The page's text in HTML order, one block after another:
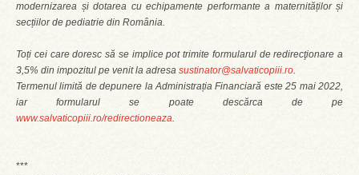
modernizarea și dotarea cu echipamente performante a maternităților și
secțiilor de pediatrie din România.
Toți cei care doresc să se implice pot trimite formularul de redirecţionare a
3,5% din impozitul pe venit la adresa sustinator@salvaticopiii.ro.
Termenul limită de depunere la Administrația Financiară este 25 mai 2022,
iar formularul se poate descărca de pe
www.salvaticopiii.ro/redirectioneaza.
***